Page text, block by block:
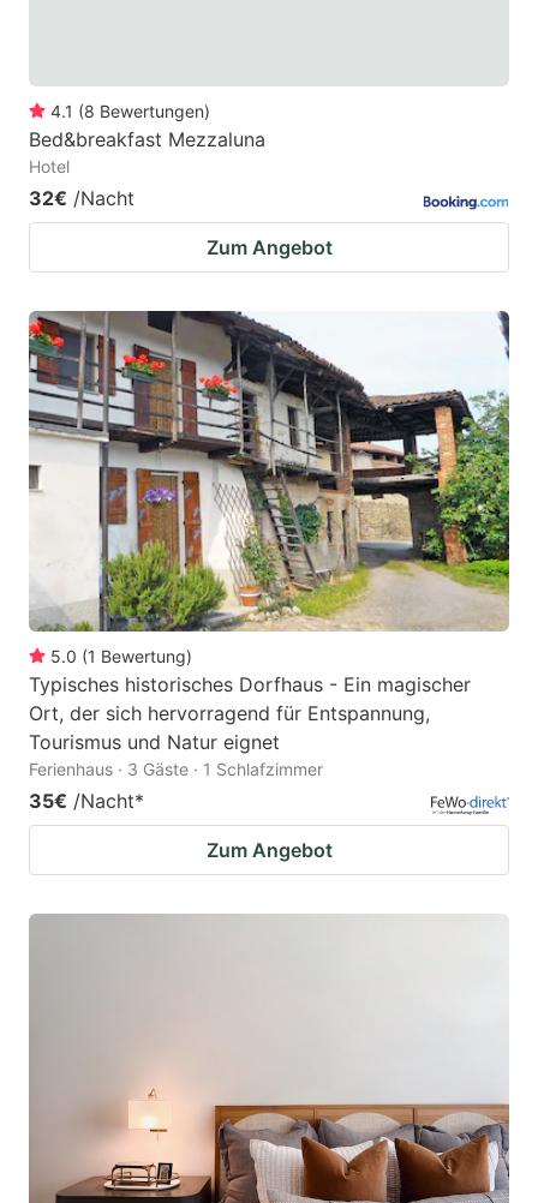
4.1 (8 Bewertungen)
Bed&breakfast Mezzaluna
Hotel
32€ /Nacht
Zum Angebot
5.0 (1 Bewertung)
Typisches historisches Dorfhaus - Ein magischer
Ort, der sich hervorragend für Entspannung,
Tourismus und Natur eignet
Ferienhaus · 3 Gäste · 1 Schlafzimmer
35€ /Nacht*
Zum Angebot